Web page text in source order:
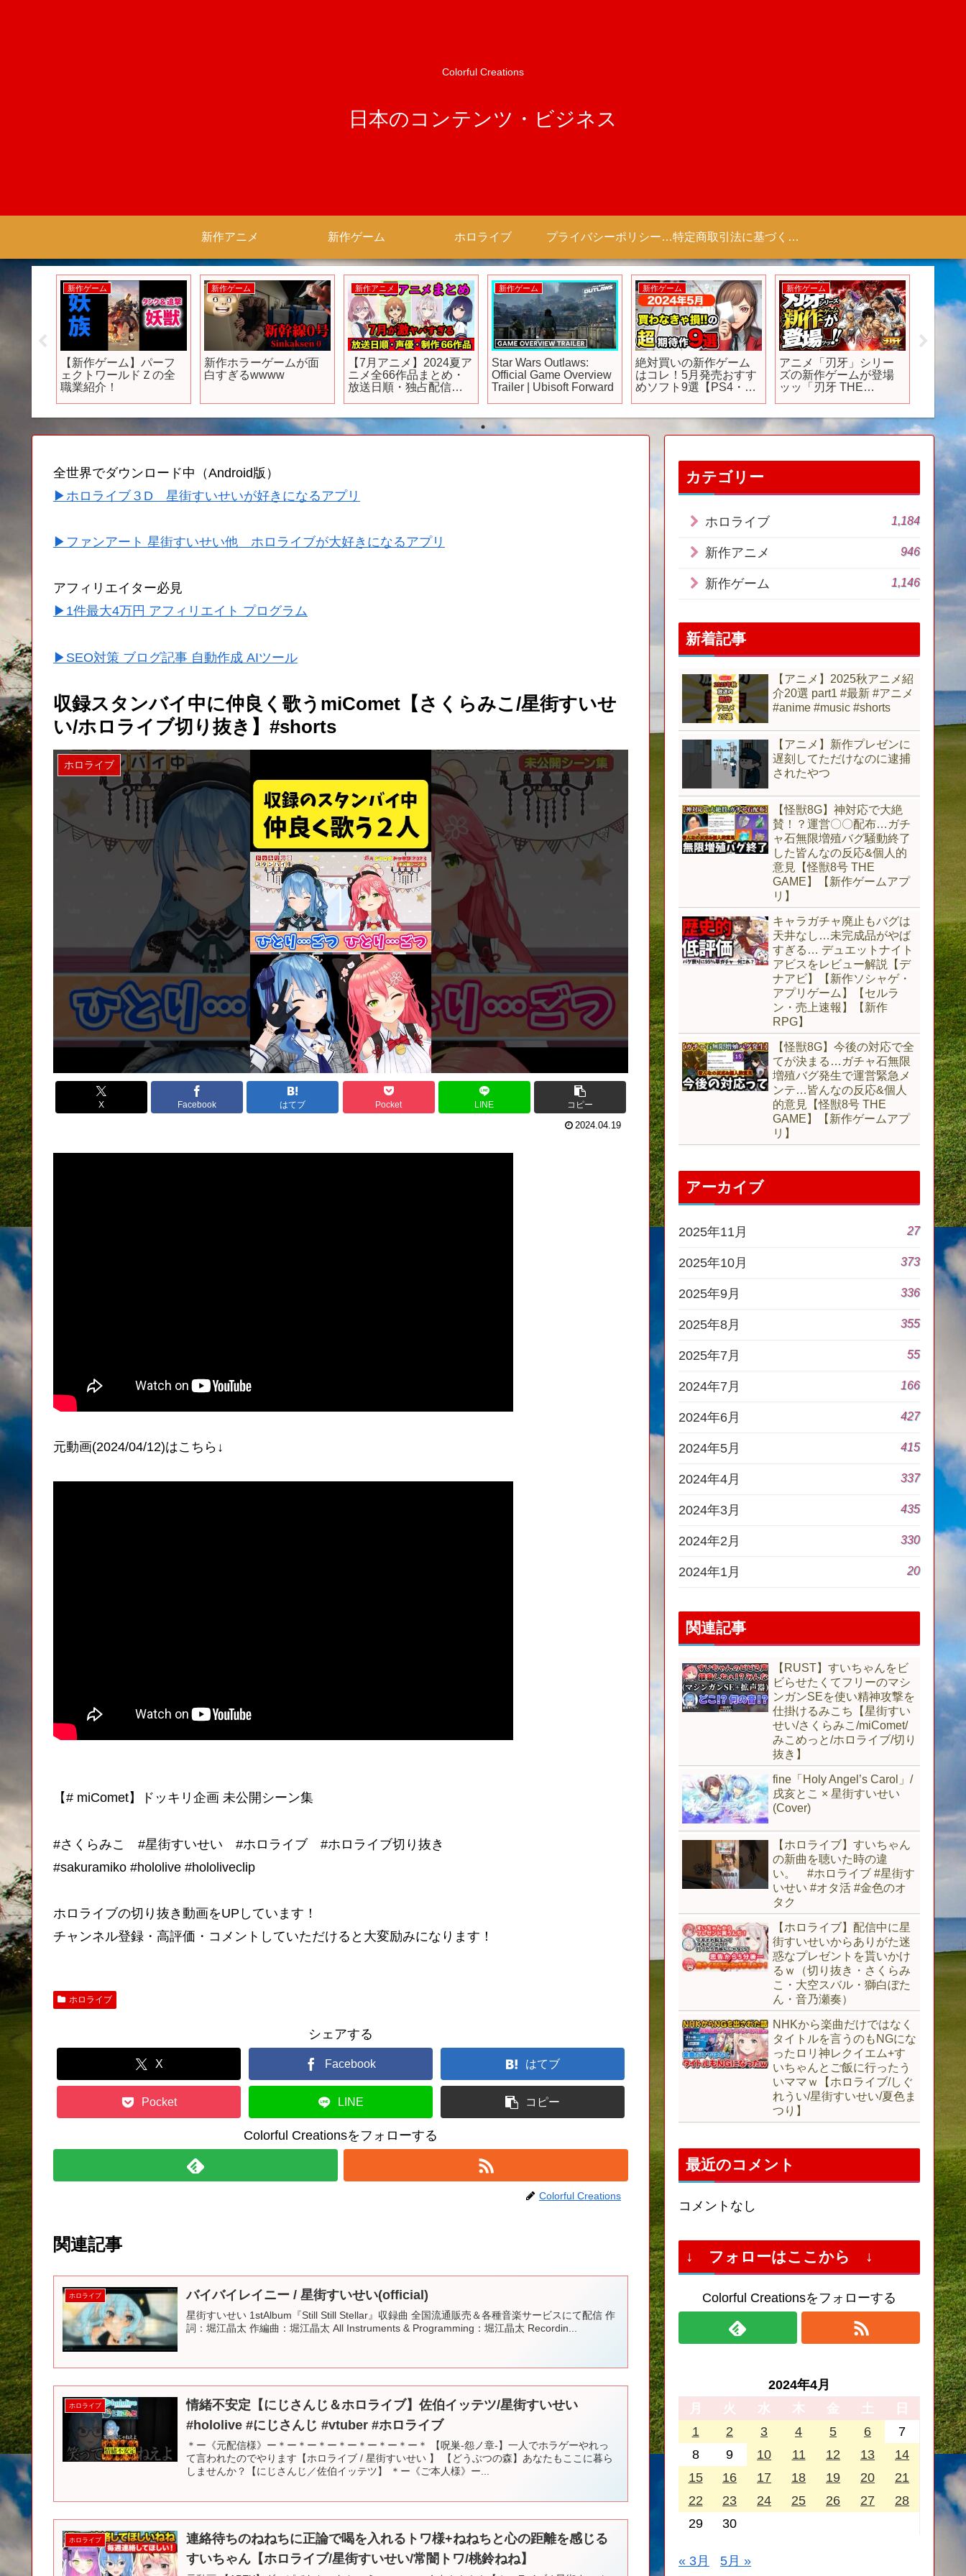
Colorful Creations
日本のコンテンツ・ビジネス
新作アニメ 新作ゲーム ホロライブ プライバシーポリシー 【Colorful Creation】 特定商取引法に基づく表記（商取引に関する開示）
新作ゲーム
【新作ゲーム】パーフ
ェクトワールドＺの全
職業紹介！
新作ゲーム
新作ホラーゲームが面
白すぎるwwww
新作アニメ
【7月アニメ】2024夏ア
ニメ全66作品まとめ・
放送日順・独占配信・
SP】
新作ゲーム
Star Wars Outlaws:
Official Game Overview
Trailer | Ubisoft Forward
新作ゲーム
絶対買いの新作ゲーム
はコレ！5月発売おすす
めソフト9選【PS4・
新作ゲーム
アニメ「刃牙」シリー
ズの新作ゲームが登場
ッッ「刃牙 THE
牙
【
全世界でダウンロード中（Android版）
▶ホロライブ３D 星街すいせいが好きになるアプリ
▶ファンアート 星街すいせい他 ホロライブが大好きになるアプリ
アフィリエイター必見
▶1件最大4万円 アフィリエイト プログラム
▶SEO対策 ブログ記事 自動作成 AIツール
収録スタンバイ中に仲良く歌うmiComet【さくらみこ/星街すいせ
い/ホロライブ切り抜き】#shorts
ホロライブ
X Facebook はてブ Pocket LINE コピー
2024.04.19
元動画(2024/04/12)はこちら↓
【# miComet】ドッキリ企画 未公開シーン集
#さくらみこ #星街すいせい #ホロライブ #ホロライブ切り抜き
#sakuramiko #hololive #hololiveclip
ホロライブの切り抜き動画をUPしています！
チャンネル登録・高評価・コメントしていただけると大変励みになります！
ホロライブ
シェアする
X Facebook はてブ
Pocket LINE コピー
Colorful Creationsをフォローする
Colorful Creations
関連記事
ホロライブ バイバイレイニー / 星街すいせい(official)
星街すいせい 1stAlbum『Still Still Stellar』収録曲 全国流通販売＆各種音楽サービスにて配信 作
詞：堀江晶太 作編曲：堀江晶太 All Instruments & Programming：堀江晶太 Recordin...
ホロライブ
情緒不安定【にじさんじ＆ホロライブ】佐伯イッテツ/星街すいせい
#hololive #にじさんじ #vtuber #ホロライブ
＊ー《元配信様》ー＊ー＊ー＊ー＊ー＊ー＊ー＊ー＊ 【呪巣-怨ノ章-】一人でホラゲーやれっ
て言われたのでやります【ホロライブ / 星街すいせい 】 【どうぶつの森】あなたもここに暮ら
しませんか？【にじさんじ／佐伯イッテツ】 ＊ー《ご本人様》ー...
ホロライブ
連絡待ちのねねちに正論で喝を入れるトワ様+ねねちと心の距離を感じる
すいちゃん【ホロライブ/星街すいせい/常闇トワ/桃鈴ねね】
カテゴリー
ホロライブ 1,184
新作アニメ 946
新作ゲーム 1,146
新着記事
【アニメ】2025秋アニメ紹
介20選 part1 #最新 #アニメ
#anime #music #shorts
【アニメ】新作プレゼンに
遅刻してただけなのに逮捕
されたやつ
【怪獣8G】神対応で大絶
賛！？運営〇〇配布…ガチ
ャ石無限増殖バグ騒動終了
した皆んなの反応&個人的
意見【怪獣8号 THE
GAME】【新作ゲームアプ
リ】
キャラガチャ廃止もバグは
天井なし…未完成品がやば
すぎる… デュエットナイト
アビスをレビュー解説【デ
ナアビ】【新作ソシャゲ・
アプリゲーム】【セルラ
ン・売上速報】【新作
RPG】
【怪獣8G】今後の対応で全
てが決まる…ガチャ石無限
増殖バグ発生で運営緊急メ
ンテ…皆んなの反応&個人
的意見【怪獣8号 THE
GAME】【新作ゲームアプ
リ】
アーカイブ
2025年11月 27
2025年10月 373
2025年9月 336
2025年8月 355
2025年7月 55
2024年7月 166
2024年6月 427
2024年5月 415
2024年4月 337
2024年3月 435
2024年2月 330
2024年1月 20
関連記事
【RUST】すいちゃんをビ
ビらせたくてフリーのマシ
ンガンSEを使い精神攻撃を
仕掛けるみこち【星街すい
せい/さくらみこ/miComet/
みこめっと/ホロライブ/切り
抜き】
fine「Holy Angel’s Carol」/
戌亥とこ × 星街すいせい
(Cover)
【ホロライブ】すいちゃん
の新曲を聴いた時の違
い。 #ホロライブ #星街す
いせい #オタ活 #金色のオ
タク
【ホロライブ】配信中に星
街すいせいからありがた迷
惑なプレゼントを貰いかけ
るｗ（切り抜き・さくらみ
こ・大空スバル・獅白ぼた
ん・音乃瀬奏）
NHKから楽曲だけではなく
タイトルを言うのもNGにな
ったロリ神レクイエム+す
いちゃんとご飯に行ったう
いママｗ【ホロライブ/しぐ
れうい/星街すいせい/夏色ま
つり】
最近のコメント
コメントなし
↓ フォローはここから ↓
Colorful Creationsをフォローする
2024年4月
月
火 水 木 金 土
日
1
2 3 4 5 6
7
8
9 10 11 12 13
14
15
16 17 18 19 20
21
22
23 24 25 26 27
28
29
30
« 3月 5月 »